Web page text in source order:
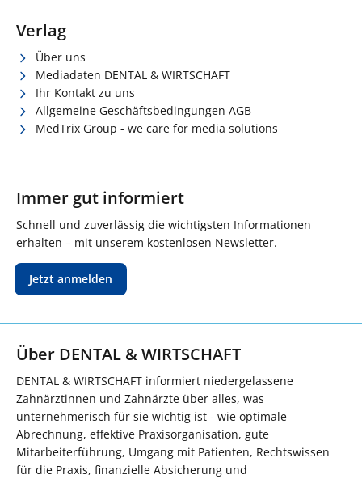
Verlag
Über uns
Mediadaten DENTAL & WIRTSCHAFT
Ihr Kontakt zu uns
Allgemeine Geschäftsbedingungen AGB
MedTrix Group - we care for media solutions
Immer gut informiert
Schnell und zuverlässig die wichtigsten Informationen
erhalten – mit unserem kostenlosen Newsletter.
Jetzt anmelden
Über DENTAL & WIRTSCHAFT
DENTAL & WIRTSCHAFT informiert niedergelassene
Zahnärztinnen und Zahnärzte über alles, was
unternehmerisch für sie wichtig ist - wie optimale
Abrechnung, effektive Praxisorganisation, gute
Mitarbeiterführung, Umgang mit Patienten, Rechtswissen
für die Praxis, finanzielle Absicherung und